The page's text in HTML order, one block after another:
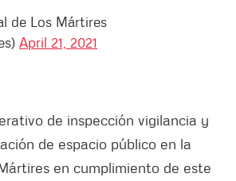
de Los Mártires
April 21, 2021
de inspección vigilancia y
de espacio público en la
en cumplimiento de este